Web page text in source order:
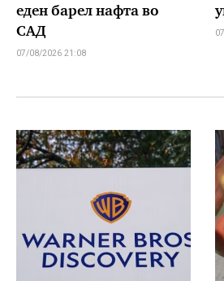
еден барел нафта во
САД
07/08/2026 21:08